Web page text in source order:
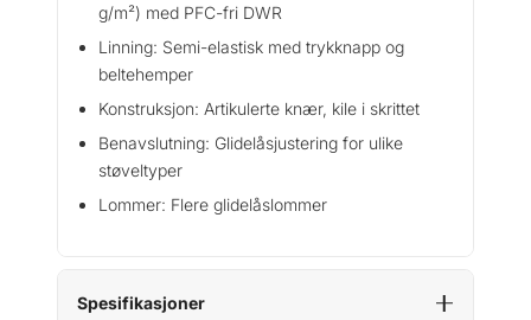
g/m²) med PFC-fri DWR
Linning: Semi-elastisk med trykknapp og
beltehemper
Konstruksjon: Artikulerte knær, kile i skrittet
Benavslutning: Glidelåsjustering for ulike
støveltyper
Lommer: Flere glidelåslommer
Spesifikasjoner